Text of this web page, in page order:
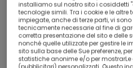
SOLO PERNOTTAMENTO
Cervantes 12, Seville 41003
DOUBLE
Grazie alla posizione ottimale di
(Centro storico), ti troverai a 4
installiamo sul nostro sito i cosiddetti
tecnologie simili. Tra i cookie e le altre
impiegate, anche di terze parti, vi
tecnicamente necessarie al fine di
corretta presentazione del sito e delle
nonché quelle utilizzate per gestire le
sito sulla base delle Sue preferenze,
statistiche anonime e/o per mostrarLe